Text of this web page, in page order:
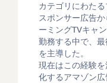
カテゴリにわたる
スポンサー広告
ーミングTVキャ
勤務する中で、
を主導した。
現在はこの経験
化するアマゾン